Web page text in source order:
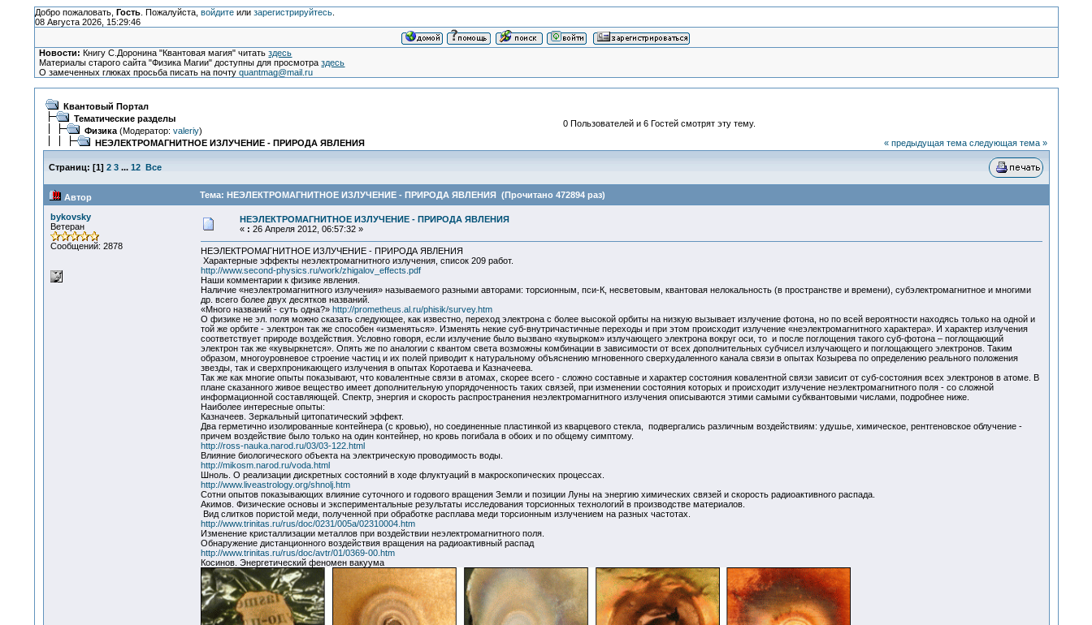
Добро пожаловать, Гость. Пожалуйста, войдитеили зарегистрируйтесь.
08 Августа 2026, 15:29:46
Новости: Книгу С.Доронина "Квантовая магия" читатьздесь
Материалы старого сайта "Физика Магии" доступны для просмотраздесь
О замеченных глюках просьба писать на почтуquantmag@mail.ru
Квантовый Портал
Тематические разделы
Физика(Модератор: valeriy)
НЕЭЛЕКТРОМАГНИТНОЕ ИЗЛУЧЕНИЕ - ПРИРОДА ЯВЛЕНИЯ
0 Пользователей и 6 Гостей смотрят эту тему.
« предыдущая тема следующая тема »
Страниц: [1] 2 3 ... 12 Все
Автор Тема: НЕЭЛЕКТРОМАГНИТНОЕ ИЗЛУЧЕНИЕ - ПРИРОДА ЯВЛЕНИЯ (Прочитано 472894 раз)
bykovsky
Ветеран
Сообщений: 2878
НЕЭЛЕКТРОМАГНИТНОЕ ИЗЛУЧЕНИЕ - ПРИРОДА ЯВЛЕНИЯ
« : 26 Апреля 2012, 06:57:32 »
НЕЭЛЕКТРОМАГНИТНОЕ ИЗЛУЧЕНИЕ - ПРИРОДА ЯВЛЕНИЯ
Характерные эффекты неэлектромагнитного излучения, список 209 работ.
http://www.second-physics.ru/work/zhigalov_effects.pdf
Наши комментарии к физике явления.
Наличие «неэлектромагнитного излучения» называемого разными авторами: торсионным, пси-К, несветовым, квантовая нелокальность (в пространстве и времени), субэлектромагнитное и многими
др. всего более двух десятков названий.
«Много названий - суть одна?» http://prometheus.al.ru/phisik/survey.htm
О физике не эл. поля можно сказать следующее, как известно, переход электрона с более высокой орбиты на низкую вызывает излучение фотона, но по всей вероятности находясь только на одной и
той же орбите - электрон так же способен «изменяться». Изменять некие суб-внутричастичные переходы и при этом происходит излучение «неэлектромагнитного характера». И характер излучения
соответствует природе воздействия. Условно говоря, если излучение было вызвано «кувырком» излучающего электрона вокруг оси, то и после поглощения такого суб-фотона – поглощающий
электрон так же «кувыркнется». Опять же по аналогии с квантом света возможны комбинации в зависимости от всех дополнительных субчисел излучающего и поглощающего электронов. Таким
образом, многоуровневое строение частиц и их полей приводит к натуральному объяснению мгновенного сверхудаленного канала связи в опытах Козырева по определению реального положения
звезды, так и сверхпроникающего излучения в опытах Коротаева и Казначеева.
Так же как многие опыты показывают, что ковалентные связи в атомах, скорее всего - сложно составные и характер состояния ковалентной связи зависит от суб-состояния всех электронов в атоме. В
плане сказанного живое вещество имеет дополнительную упорядоченность таких связей, при изменении состояния которых и происходит излучение неэлектромагнитного поля - со сложной
информационной составляющей. Спектр, энергия и скорость распространения неэлектромагнитного излучения описываются этими самыми субквантовыми числами, подробнее ниже.
Наиболее интересные опыты:
Казначеев. Зеркальный цитопатический эффект.
Два герметично изолированные контейнера (с кровью), но соединенные пластинкой из кварцевого стекла, подвергались различным воздействиям: удушье, химическое, рентгеновское облучение -
причем воздействие было только на один контейнер, но кровь погибала в обоих и по общему симптому.
http://ross-nauka.narod.ru/03/03-122.html
Влияние биологического объекта на электрическую проводимость воды.
http://mikosm.narod.ru/voda.html
Шноль. О реализации дискретных состояний в ходе флуктуаций в макроскопических процессах.
http://www.liveastrology.org/shnolj.htm
Сотни опытов показывающих влияние суточного и годового вращения Земли и позиции Луны на энергию химических связей и скорость радиоактивного распада.
Акимов. Физические основы и экспериментальные результаты исследования торсионных технологий в производстве материалов.
Вид слитков пористой меди, полученной при обработке расплава меди торсионным излучением на разных частотах.
http://www.trinitas.ru/rus/doc/0231/005a/02310004.htm
Изменение кристаллизации металлов при воздействии неэлектромагнитного поля.
Обнаружение дистанционного воздействия вращения на радиоактивный распад
http://www.trinitas.ru/rus/doc/avtr/01/0369-00.htm
Косинов. Энергетический феномен вакуума